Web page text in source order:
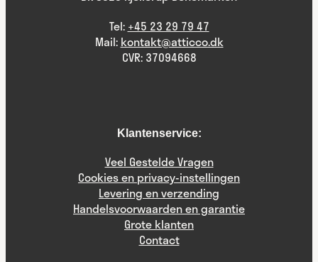
Tel: +45 23 29 79 47
Mail: kontakt@atticco.dk
CVR: 37094668
Klantenservice:
Veel Gestelde Vragen
Cookies en privacy-instellingen
Levering en verzending
Handelsvoorwaarden en garantie
Grote klanten
Contact